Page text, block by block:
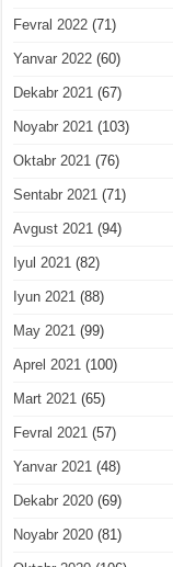
Fevral 2022 (71)
Yanvar 2022 (60)
Dekabr 2021 (67)
Noyabr 2021 (103)
Oktabr 2021 (76)
Sentabr 2021 (71)
Avgust 2021 (94)
Iyul 2021 (82)
Iyun 2021 (88)
May 2021 (99)
Aprel 2021 (100)
Mart 2021 (65)
Fevral 2021 (57)
Yanvar 2021 (48)
Dekabr 2020 (69)
Noyabr 2020 (81)